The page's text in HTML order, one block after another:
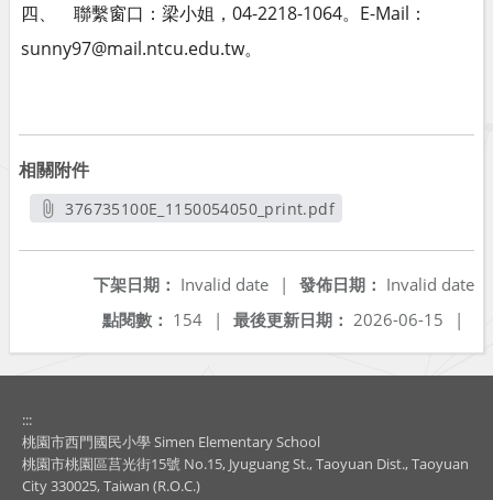
四、 聯繫窗口：梁小姐，04-2218-1064。E-Mail：
sunny97@mail.ntcu.edu.tw。
相關附件
376735100E_1150054050_print.pdf
發佈日期： Invalid date
下架日期： Invalid date
|
最後更新日期： 2026-06-15 |
點閱數： 154 |
:::
桃園市西門國民小學 Simen Elementary School
桃園市桃園區莒光街15號 No.15, Jyuguang St., Taoyuan Dist., Taoyuan
City 330025, Taiwan (R.O.C.)